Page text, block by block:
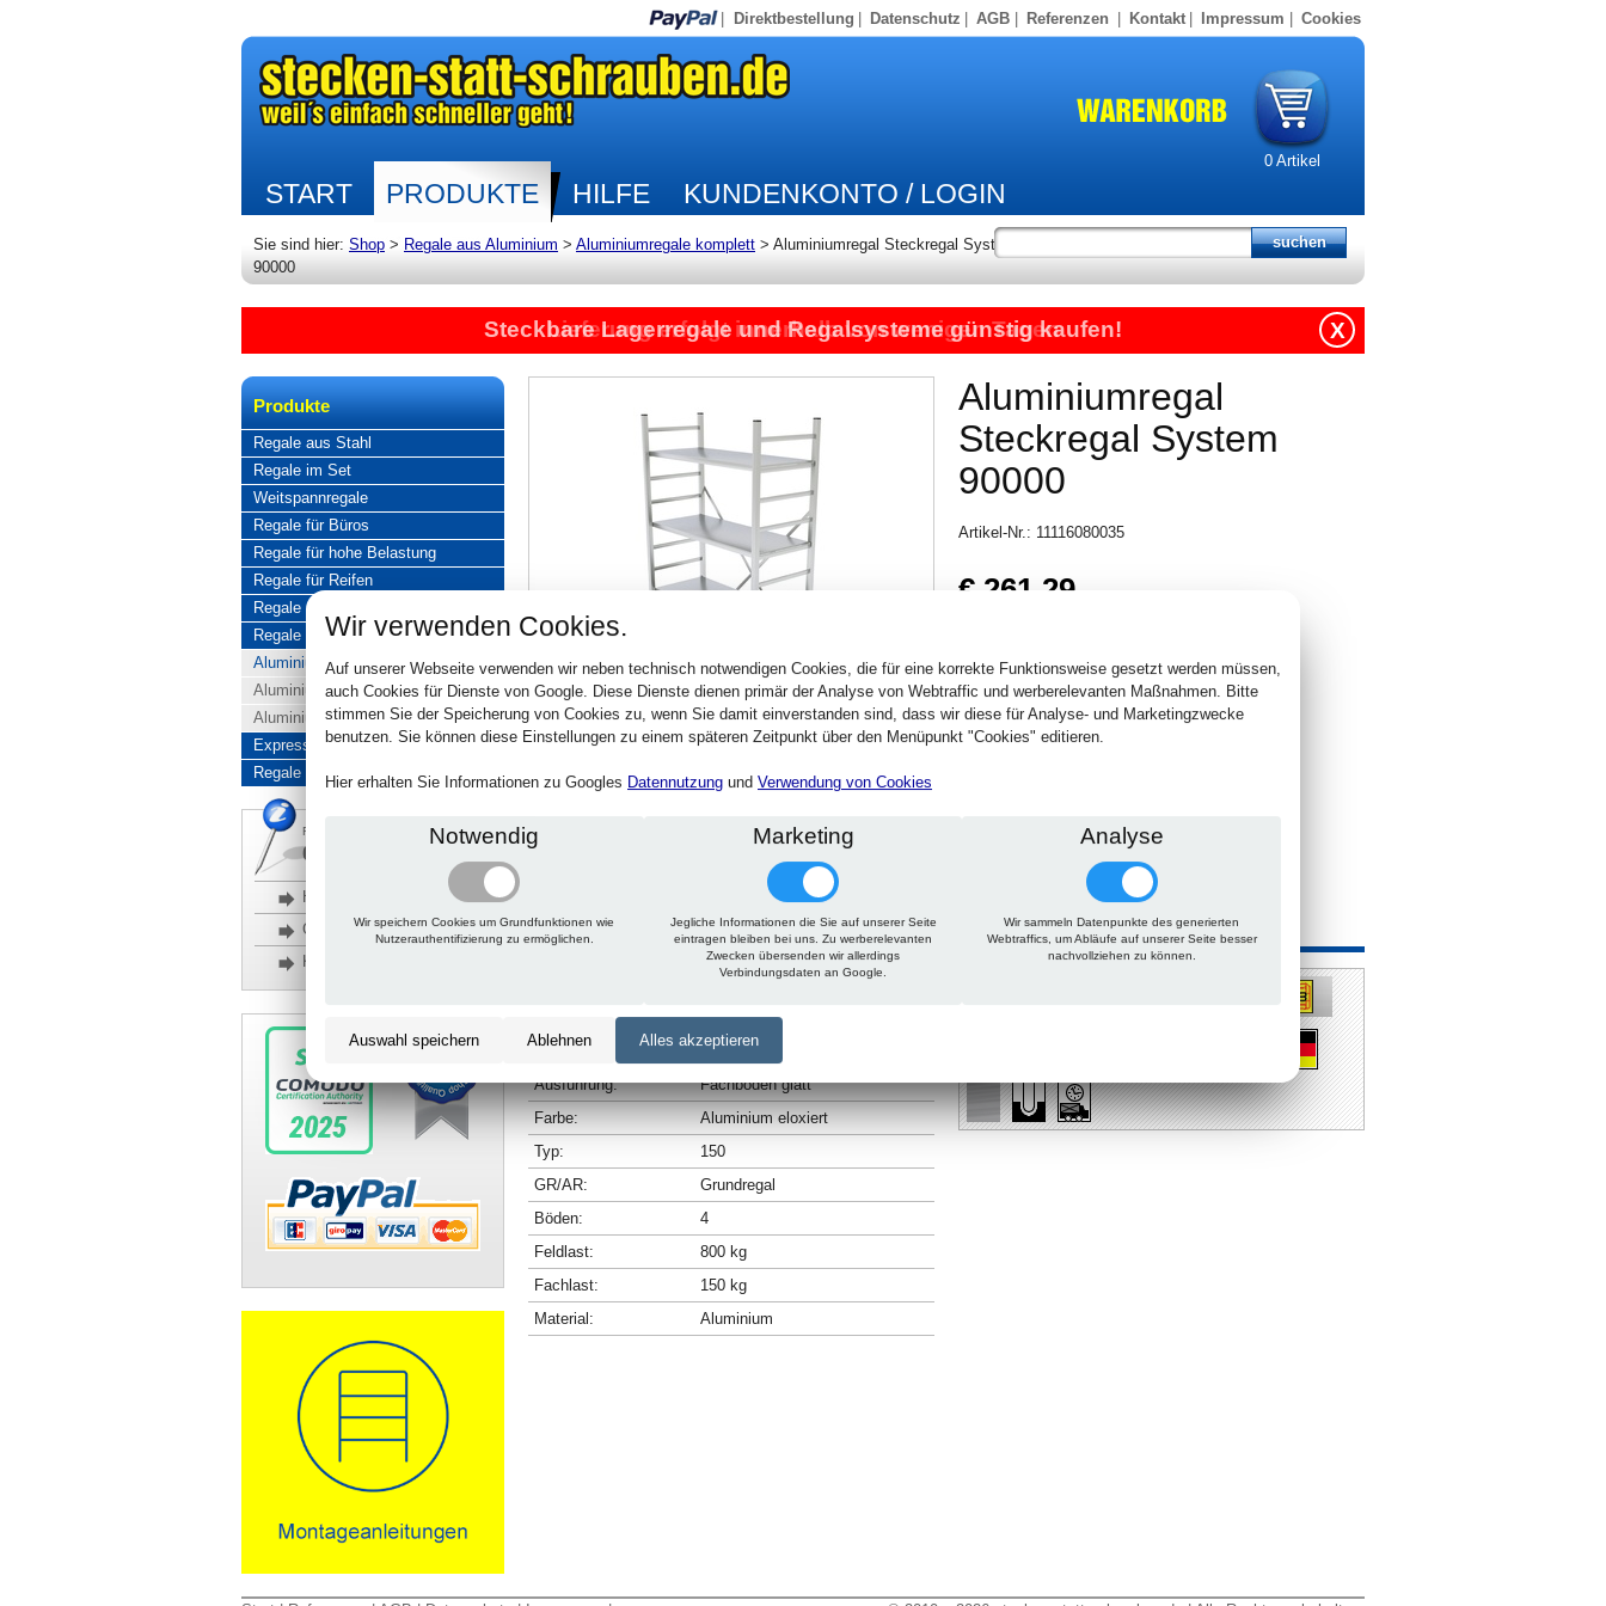
Direktbestellung Datenschutz AGB Referenzen Kontakt Impressum Cookies
0Artikel
START PRODUKTE HILFE KUNDENKONTO / LOGIN
Sie sind hier: Shop > Regale aus Aluminium > Aluminiumregale komplett > Aluminiumregal Steckregal System
90000
Steckbare Lagerregale und Regalsysteme günstig kaufen!
Lieferung erfolgt innerhalb von wenigen Tagen X
Produkte
Regale aus Stahl
Regale im Set
Weitspannregale
Regale für Büros
Regale für hohe Belastung
Regale für Reifen
Regale aus Edelstahl
Regale aus Aluminium
Aluminiumregale komplett
Aluminiumregal Baukasten
Aluminiumregal Kombinationen
Express-Produkte
Regale Reduziert
Rückfragen, Hilfe, Bestellen?
06201 690095-0
Häufige Fragen
Glossar
Kontakt
Aluminiumregal
Steckregal System
90000
Artikel-Nr.: 11116080035
€ 261,29
Stck.
Technische Daten Beschreibung Zu diesem Artikel passt auch
350 mm
Länge:
800 mm
Ausführung:
Fachböden glatt
Farbe:
Aluminium eloxiert
Typ:
150
GR/AR:
Grundregal
Böden:
4
Feldlast:
800 kg
Fachlast:
150 kg
Material:
Aluminium
Wir verwenden Cookies.
Auf unserer Webseite verwenden wir neben technisch notwendigen Cookies, die für eine korrekte Funktionsweise gesetzt werden müssen,
auch Cookies für Dienste von Google. Diese Dienste dienen primär der Analyse von Webtraffic und werberelevanten Maßnahmen. Bitte
stimmen Sie der Speicherung von Cookies zu, wenn Sie damit einverstanden sind, dass wir diese für Analyse- und Marketingzwecke
benutzen. Sie können diese Einstellungen zu einem späteren Zeitpunkt über den Menüpunkt "Cookies" editieren.
Hier erhalten Sie Informationen zu Googles Datennutzung und Verwendung von Cookies
Notwendig
Wir speichern Cookies um Grundfunktionen wie
Nutzerauthentifizierung zu ermöglichen.
Marketing
Jegliche Informationen die Sie auf unserer Seite
eintragen bleiben bei uns. Zu werberelevanten
Zwecken übersenden wir allerdings
Verbindungsdaten an Google.
Analyse
Wir sammeln Datenpunkte des generierten
Webtraffics, um Abläufe auf unserer Seite besser
nachvollziehen zu können.
Auswahl speichern Ablehnen Alles akzeptieren